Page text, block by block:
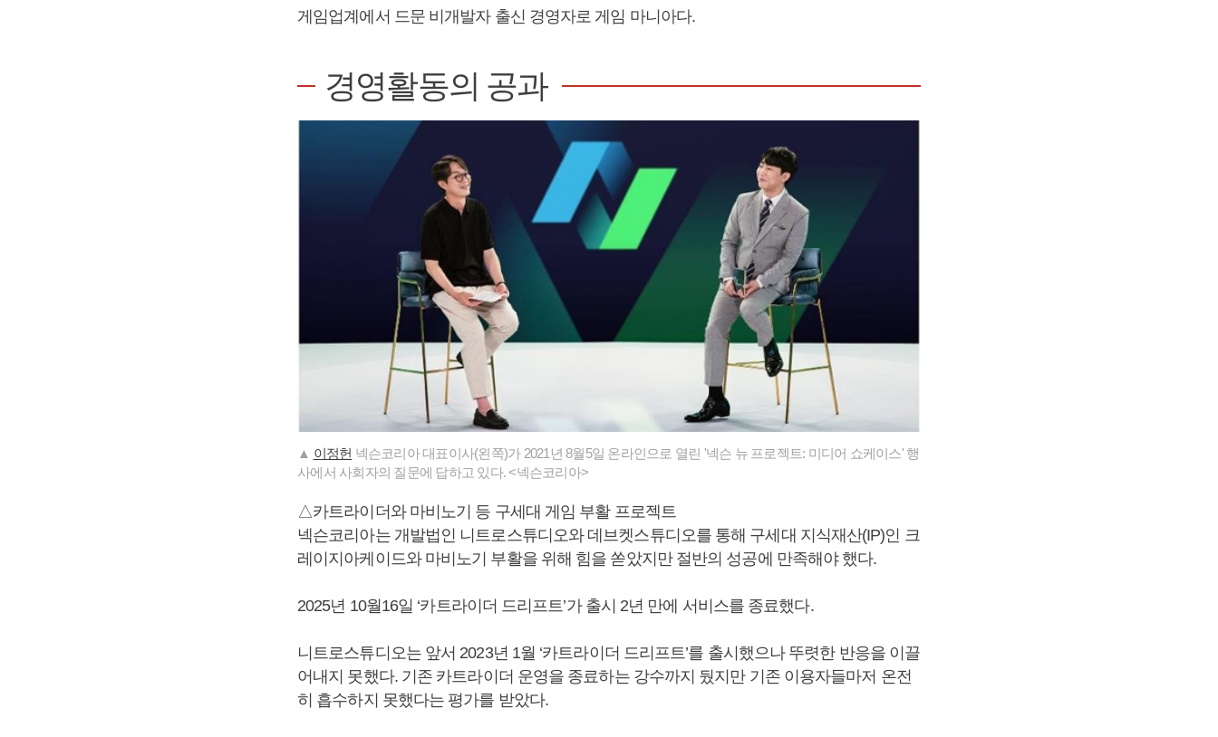
게임업계에서 드문 비개발자 출신 경영자로 게임 마니아다.
경영활동의 공과
▲ 이정헌 넥슨코리아 대표이사(왼쪽)가 2021년 8월5일 온라인으로 열린 '넥슨 뉴 프로젝트: 미디어 쇼케이스' 행
사에서 사회자의 질문에 답하고 있다. <넥슨코리아>
△카트라이더와 마비노기 등 구세대 게임 부활 프로젝트
넥슨코리아는 개발법인 니트로스튜디오와 데브켓스튜디오를 통해 구세대 지식재산(IP)인 크
레이지아케이드와 마비노기 부활을 위해 힘을 쏟았지만 절반의 성공에 만족해야 했다.
2025년 10월16일 ‘카트라이더 드리프트’가 출시 2년 만에 서비스를 종료했다.
니트로스튜디오는 앞서 2023년 1월 ‘카트라이더 드리프트’를 출시했으나 뚜렷한 반응을 이끌
어내지 못했다. 기존 카트라이더 운영을 종료하는 강수까지 뒀지만 기존 이용자들마저 온전
히 흡수하지 못했다는 평가를 받았다.